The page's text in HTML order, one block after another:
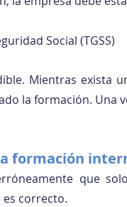
Social (TGSS)
Mientras exista
la formación. Una
formación
que
correcto.